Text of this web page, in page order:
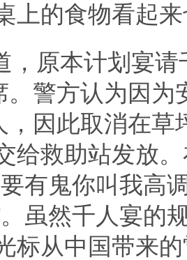
上的食物看起
原本计划宴请
。警方认为因
，因此取消在
给救助站发放
有鬼你叫我高
虽然千人宴的
标从中国带来